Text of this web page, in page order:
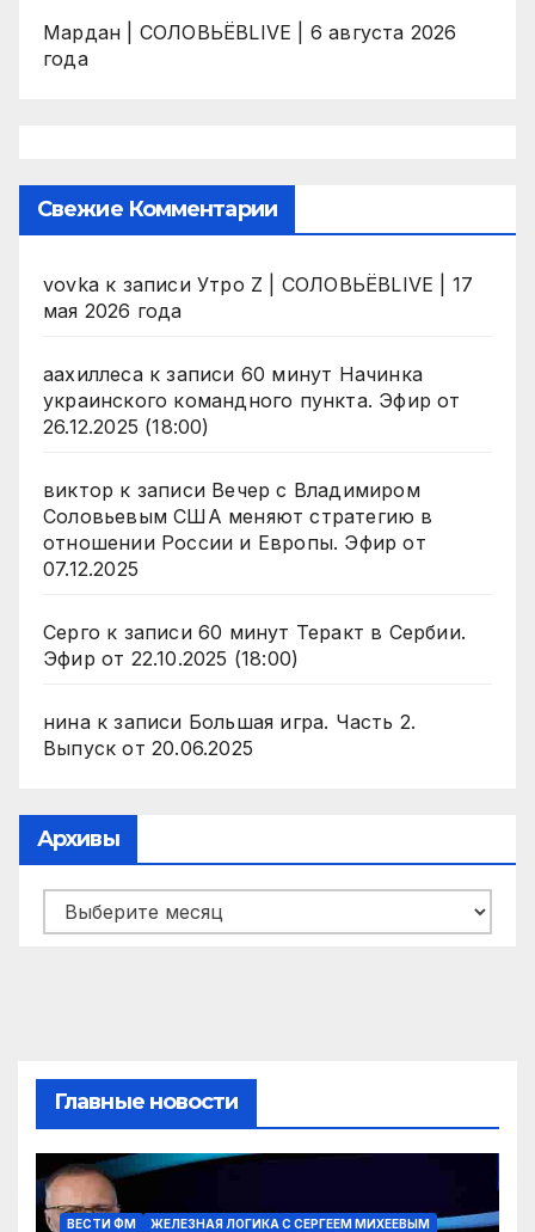
Мардан | СОЛОВЬЁВLIVE | 6 августа 2026
года
Свежие Комментарии
vovka к записи Утро Z | СОЛОВЬЁВLIVE | 17
мая 2026 года
аахиллесак записи 60 минут Начинка
украинского командного пункта. Эфир от
26.12.2025 (18:00)
виктор к записи Вечер с Владимиром
Соловьевым США меняют стратегию в
отношении России и Европы. Эфир от
07.12.2025
Серго к записи 60 минут Теракт в Сербии.
Эфир от 22.10.2025 (18:00)
нинак записи Большая игра. Часть 2.
Выпуск от 20.06.2025
Архивы
Архивы
Главные новости
ВЕСТИ ФМ
ЖЕЛЕЗНАЯ ЛОГИКА С СЕРГЕЕМ МИХЕЕВЫМ